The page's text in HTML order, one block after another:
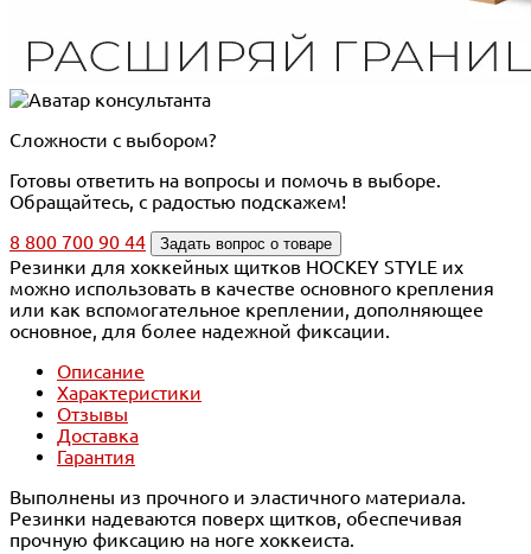
Сложности с выбором?
Готовы ответить на вопросы и помочь в выборе.
Обращайтесь, с радостью подскажем!
8 800 700 90 44
Задать вопрос о товаре
Резинки для хоккейных щитков HOCKEY STYLE их
можно использовать в качестве основного крепления
или как вспомогательное креплении, дополняющее
основное, для более надежной фиксации.
Описание
Характеристики
Отзывы
Доставка
Гарантия
Выполнены из прочного и эластичного материала.
Резинки надеваются поверх щитков, обеспечивая
прочную фиксацию на ноге хоккеиста.